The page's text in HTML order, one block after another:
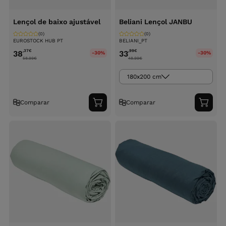
Lençol de baixo ajustável
EUROSTOCK HUB PT
(0)
38,37€
58.99€
-30%
Comparar
Adicionar
ao
Beliani Lençol JANBU
BELIANI_PT
(0)
33,99€
48.99€
-30%
180x200 cm
Comparar
ao